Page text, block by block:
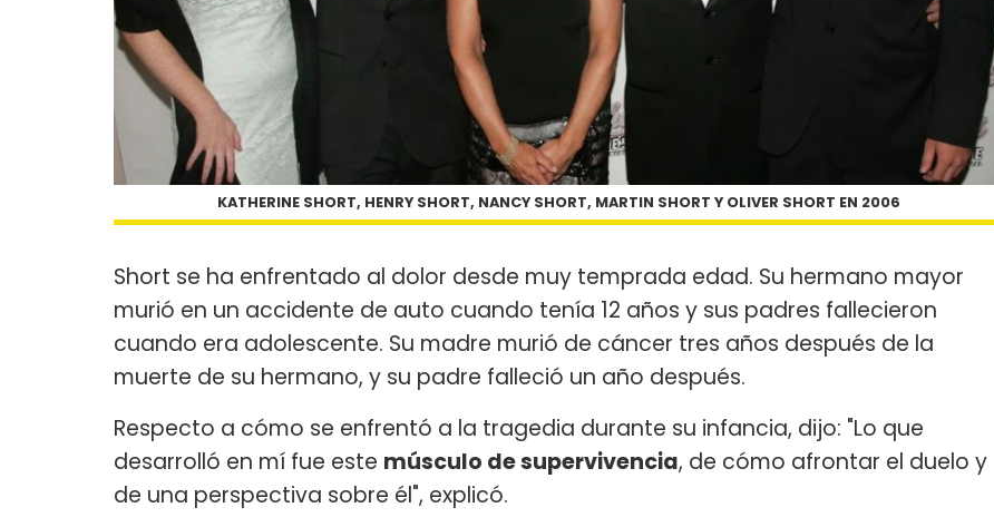
KATHERINE SHORT, HENRY SHORT, NANCY SHORT, MARTIN SHORT Y OLIVER SHORT EN 2006
Short se ha enfrentado al dolor desde muy temprada edad. Su hermano mayor
murió en un accidente de auto cuando tenía 12 años y sus padres fallecieron
cuando era adolescente. Su madre murió de cáncer tres años después de la
muerte de su hermano, y su padre falleció un año después.
Respecto a cómo se enfrentó a la tragedia durante su infancia, dijo: "Lo que
desarrolló en mí fue este músculo de supervivencia, de cómo afrontar el duelo y
de una perspectiva sobre él", explicó.